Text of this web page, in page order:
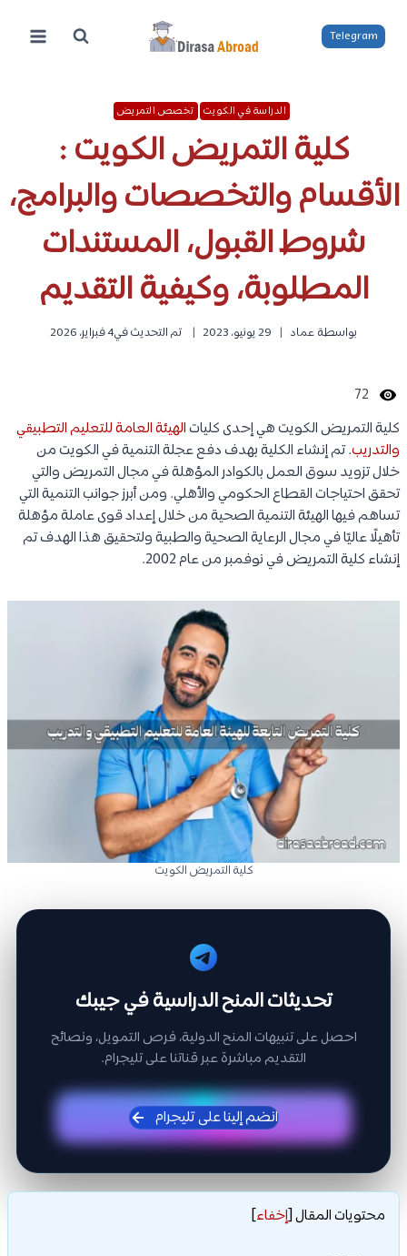
المحتوى
Telegram
الدراسة في الكويت تخصص التمريض
كلية التمريض الكويت :
الأقسام والتخصصات والبرامج،
شروط القبول، المستندات
المطلوبة، وكيفية التقديم
بواسطة عماد 29 يونيو، 2023 تم التحديث في4 فبراير، 2026
72
كلية التمريض الكويت هي إحدى كلياتالهيئة العامة للتعليم التطبيقي
والتدريب. تم إنشاء الكلية بهدف دفع عجلة التنمية في الكويت من
خلال تزويد سوق العمل بالكوادر المؤهلة في مجال التمريض والتي
تحقق احتياجات القطاع الحكومي والأهلي. ومن أبرز جوانب التنمية التي
تساهم فيها الهيئة التنمية الصحية من خلال إعداد قوى عاملة مؤهلة
تأهيلًا عاليًا في مجال الرعاية الصحية والطبية ولتحقيق هذا الهدف تم
إنشاء كلية التمريض في نوفمبر من عام 2002.
كلية التمريض الكويت
تحديثات المنح الدراسية في جيبك
احصل على تنبيهات المنح الدولية، فرص التمويل، ونصائح
التقديم مباشرة عبر قناتنا على تليجرام.
انضم إلينا على تليجرام
محتويات المقال[إخفاء]